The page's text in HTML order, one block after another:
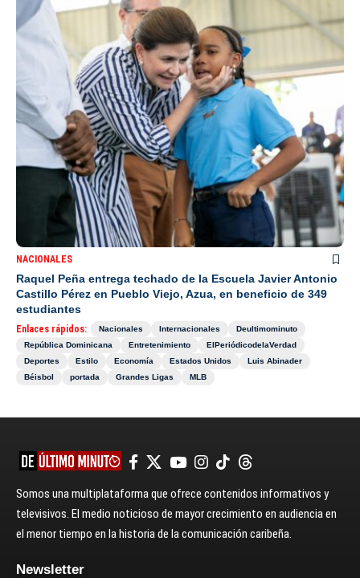
NACIONALES
Raquel Peña entrega techado de la Escuela Javier Antonio
Castillo Pérez en Pueblo Viejo, Azua, en beneficio de 349
estudiantes
Enlaces rápidos: Nacionales Internacionales
Deultimominuto
República Dominicana
Entretenimiento
ElPeriódicodelaVerdad
Deportes
Estilo Economía Estados Unidos
Luis Abinader
Béisbol
portada Grandes Ligas MLB
Somos una multiplataforma que ofrece contenidos informativos y
televisivos. El medio noticioso de mayor crecimiento en audiencia en
el menor tiempo en la historia de la comunicación caribeña.
Newsletter